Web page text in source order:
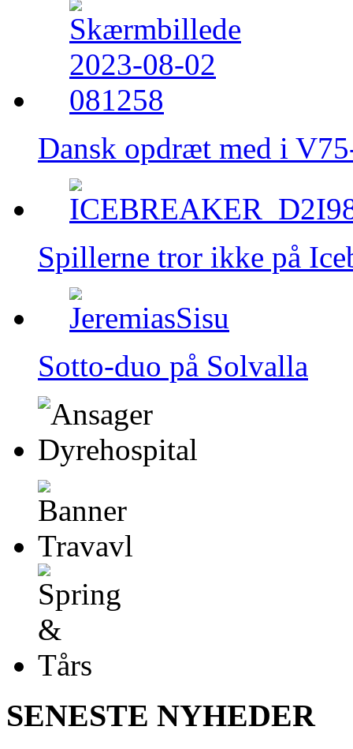
Dansk opdræt med i
Spillerne tror ikke på
Sotto-duo på Solvalla
SENESTE NYHEDER